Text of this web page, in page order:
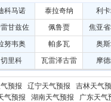
科马诺 泰拉奇纳
利
甘兹佐 佩鲁贾
焦亚
努韦奥 帕多瓦
奥
切里科 瓦雷泽古雷 摩
预报 辽宁天气预报
吉林天气
气预报 湖南天气预报 广东天气